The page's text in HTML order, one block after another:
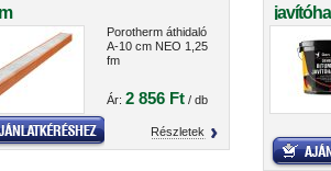
Porotherm áthidaló
A-10 cm NEO 1,25
fm
Ár: 2 856 Ft/ db
Részletek